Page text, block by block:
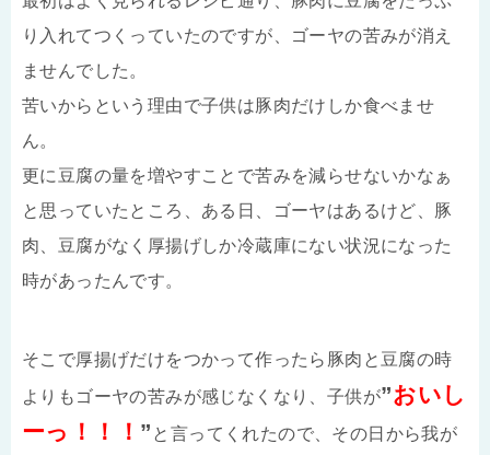
り入れてつくっていたのですが、ゴーヤの苦みが消え
ませんでした。
苦いからという理由で子供は豚肉だけしか食べませ
ん。
更に豆腐の量を増やすことで苦みを減らせないかなぁ
と思っていたところ、ある日、ゴーヤはあるけど、豚
肉、豆腐がなく厚揚げしか冷蔵庫にない状況になった
時があったんです。
そこで厚揚げだけをつかって作ったら豚肉と豆腐の時
よりもゴーヤの苦みが感じなくなり、子供が”おいし
ーっ！！！ ” と言ってくれたので、その日から我が